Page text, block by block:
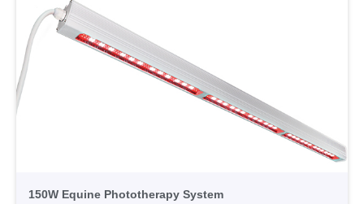
150W Equine Phototherapy System